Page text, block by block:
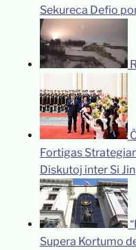
Sekureca Defio
Fortigas
Diskutoj inter Si
Supera Kortumo